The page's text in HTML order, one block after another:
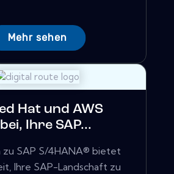
Mehr sehen
Hat und AWS
Ihre SAP...
zu SAP S/4HANA® bietet
Ihre SAP-Landschaft zu